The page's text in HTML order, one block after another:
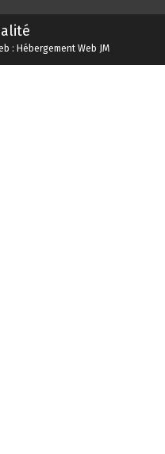
: Hébergement Web JM